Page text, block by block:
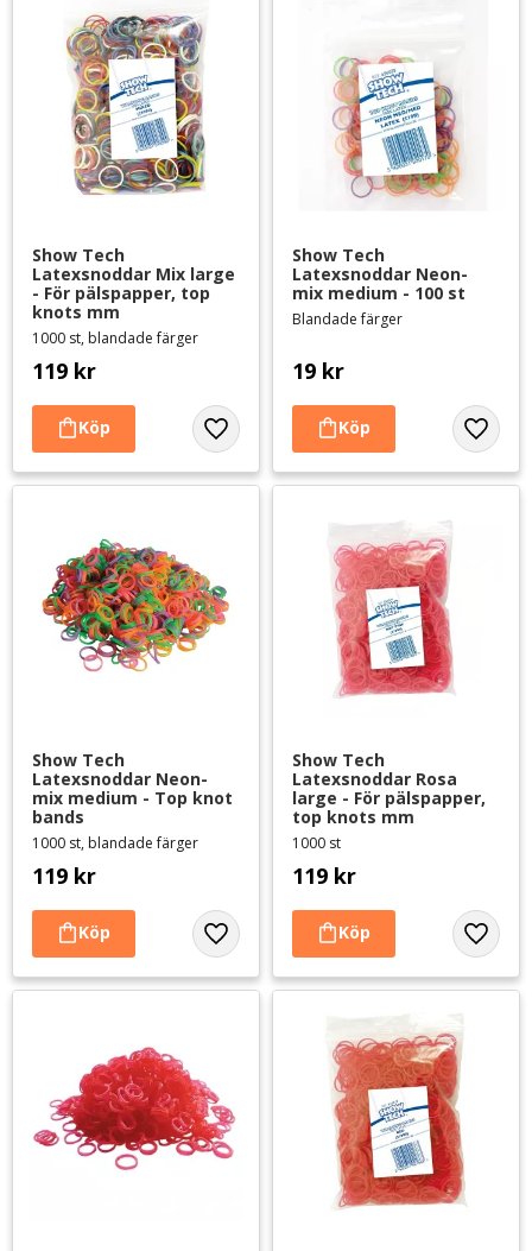
Show Tech
Latexsnoddar Mix large
- För pälspapper, top
knots mm
1000 st, blandade färger
119 kr
Lägg till i favoriter
Show Tech
Latexsnoddar Neon-
mix medium - 100 st
Blandade färger
19 kr
Lägg
Show Tech
Latexsnoddar Neon-
mix medium - Top knot
bands
1000 st, blandade färger
119 kr
Lägg till i favoriter
Show Tech
Latexsnoddar Rosa
large - För pälspapper,
top knots mm
1000 st
119 kr
Lägg